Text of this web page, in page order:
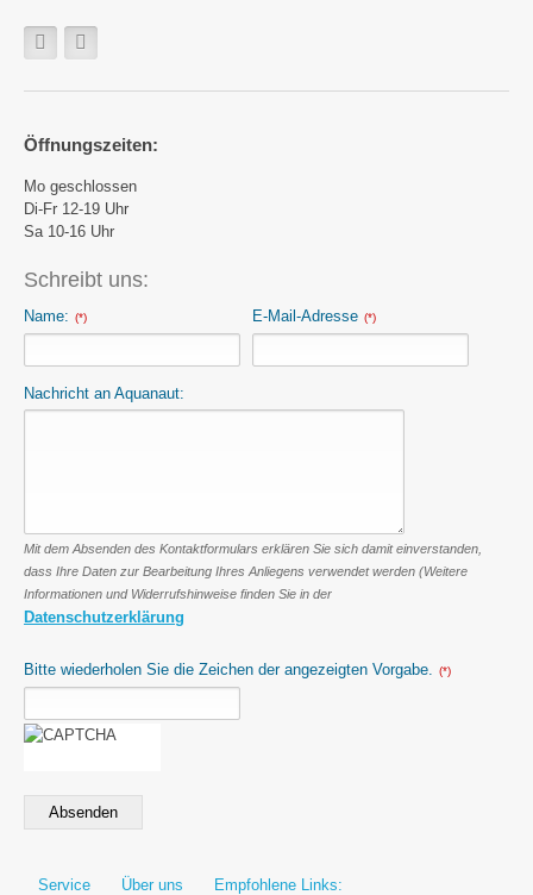
Öffnungszeiten:
Mo geschlossen
Di-Fr 12-19 Uhr
Sa 10-16 Uhr
Schreibt uns:
Name: (*) E-Mail-Adresse (*)
Nachricht an Aquanaut:
Mit dem Absenden des Kontaktformulars erklären Sie sich damit einverstanden,
dass Ihre Daten zur Bearbeitung Ihres Anliegens verwendet werden (Weitere
Informationen und Widerrufshinweise finden Sie in der
Datenschutzerklärung
Bitte wiederholen Sie die Zeichen der angezeigten Vorgabe. (*)
Absenden
Service Über uns Empfohlene Links: